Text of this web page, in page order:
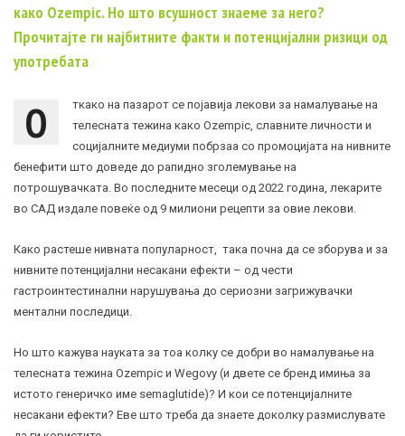
како Ozempic.Но што всушност знаеме за него?
Прочитајте ги најбитните факти и потенцијални ризици од
употребата
О
ткако на пазарот се појавија лекови за намалување на
телесната тежина како Ozempic, славните личности и
социјалните медиуми побрзаа со промоцијата на нивните
бенефити што доведе до рапидно зголемување на
потрошувачката. Во последните месеци од 2022 година, лекарите
во САД издале повеќе од 9 милиони рецепти за овие лекови.
Како растеше нивната популарност, така почна да се зборува и за
нивните потенцијални несакани ефекти – од чести
гастроинтестинални нарушувања до сериозни загрижувачки
ментални последици.
Но што кажува науката за тоа колку се добри во намалување на
телесната тежина Ozempic и Wegovy (и двете се бренд имиња за
истото генеричко име semaglutide)? И кои се потенцијалните
несакани ефекти? Еве што треба да знаете доколку размислувате